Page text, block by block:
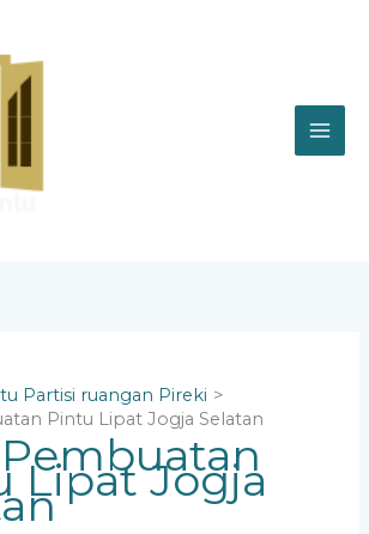
Partisi ruangan Pireki
Pintu Lipat Jogja Selatan
Lipat Jogja